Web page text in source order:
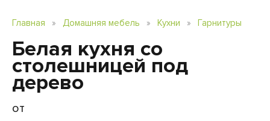
Главная » Домашняя мебель » Кухни » Гарнитуры
Белая кухня со
столешницей под
дерево
от